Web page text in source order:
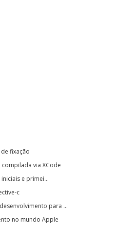
fixação
compilada via XCode
e primei...
c
para ...
no mundo Apple